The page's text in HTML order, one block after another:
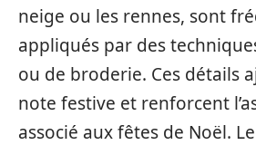
neige ou les rennes, sont
appliqués par des
ou de broderie. Ces détails
note festive et renforcent
associé aux fêtes de Noël.